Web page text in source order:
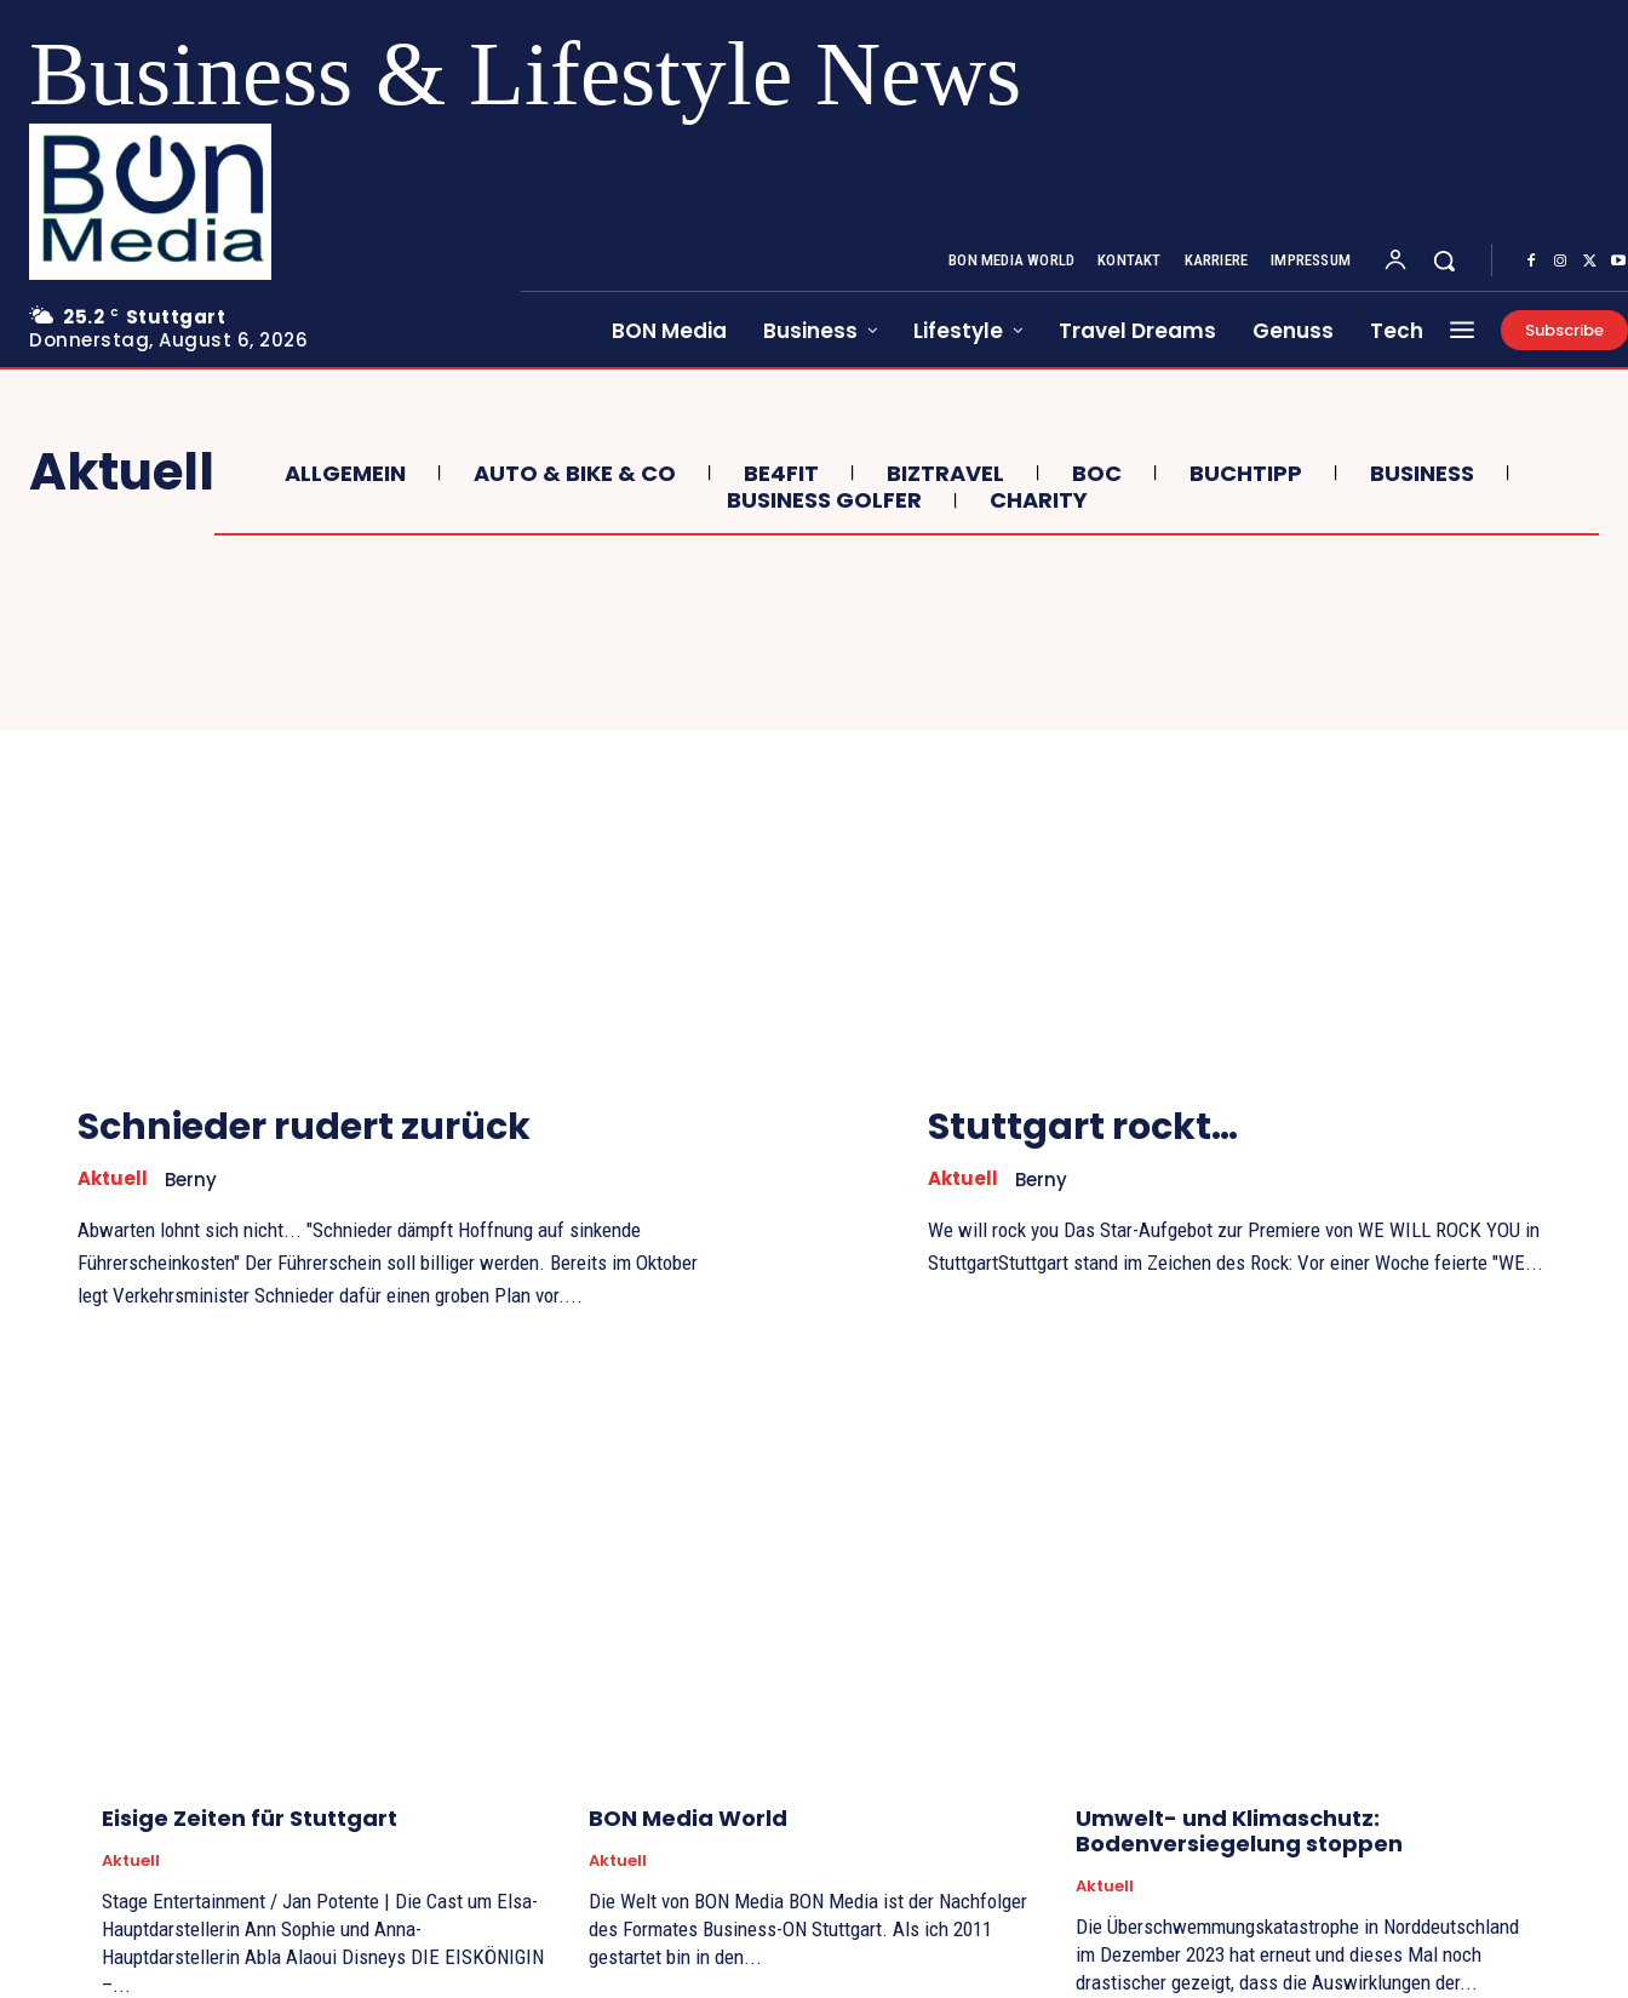
Business & Lifestyle News
25.2 C
Stuttgart
Donnerstag, August 6, 2026
BON MEDIA WORLD KONTAKT KARRIERE IMPRESSUM
BON Media Business Lifestyle Travel Dreams Genuss Tech Subscribe
Aktuell ALLGEMEIN AUTO & BIKE & CO BE4FIT BIZTRAVEL BOC BUCHTIPP
BUSINESS
BUSINESS GOLFER
CHARITY
Schnieder rudert zurück
Aktuell Berny
Abwarten lohnt sich nicht... "Schnieder dämpft Hoffnung auf sinkende
Führerscheinkosten" Der Führerschein soll billiger werden. Bereits im Oktober
legt Verkehrsminister Schnieder dafür einen groben Plan vor....
Stuttgart rockt…
Aktuell Berny
We will rock you Das Star-Aufgebot zur Premiere von WE WILL ROCK YOU in
StuttgartStuttgart stand im Zeichen des Rock: Vor einer Woche feierte "WE...
Eisige Zeiten für Stuttgart
Aktuell
Stage Entertainment / Jan Potente | Die Cast um Elsa-
Hauptdarstellerin Ann Sophie und Anna-
Hauptdarstellerin Abla Alaoui Disneys DIE EISKÖNIGIN
–...
BON Media World
Aktuell
Die Welt von BON Media BON Media ist der Nachfolger
des Formates Business-ON Stuttgart. Als ich 2011
gestartet bin in den...
Umwelt- und Klimaschutz:
Bodenversiegelung stoppen
Aktuell
Die Überschwemmungskatastrophe in Norddeutschland
im Dezember 2023 hat erneut und dieses Mal noch
drastischer gezeigt, dass die Auswirklungen der...